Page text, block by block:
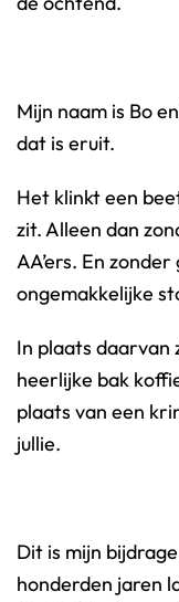
Mijn naam is Bo
dat is eruit.
Het klinkt een
zit. Alleen dan
AA’ers. En
ongemakkelijke
In plaats daarvan
heerlijke bak
plaats van een
jullie.
Dit is mijn
honderden jaren